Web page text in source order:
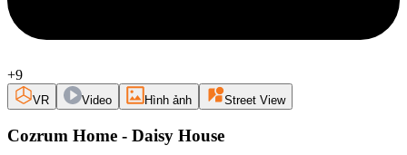
+9
VR Video Hình ảnh Street View
Cozrum Home - Daisy House